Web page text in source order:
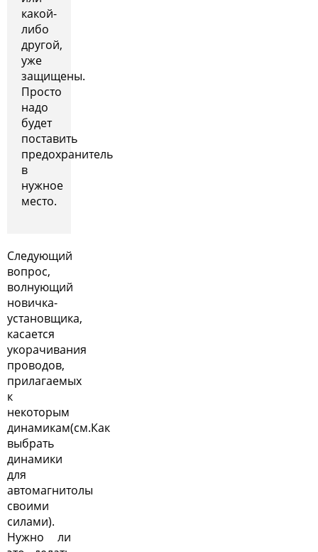
какой-
либо
другой,
уже
защищены.
Просто
надо
будет
поставить
предохранитель
в
нужное
место.
Следующий
вопрос,
волнующий
новичка-
установщика,
касается
укорачивания
проводов,
прилагаемых
к
некоторым
динамикам(см.Как
выбрать
динамики
для
автомагнитолы
своими
силами).
Нужно ли